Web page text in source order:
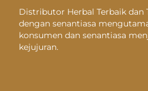
Distributor Herbal Terbaik dan
dengan senantiasa
konsumen dan senantiasa
kejujuran.